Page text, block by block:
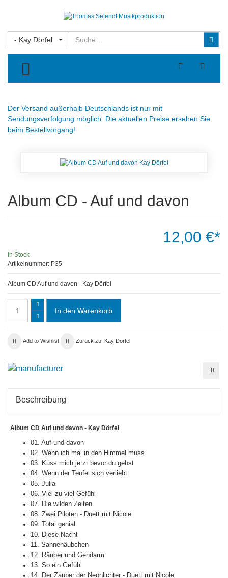
- Kay Dörfel
TOGGLE MENU
Der Versand außerhalb Deutschlands ist nur mit
Sendungsverfolgung möglich. Die aktuellen Preise ersehen Sie
beim Bestellvorgang!
Album CD - Auf und davon
12,00 €*
In Stock
Artikelnummer: P35
Album CD Auf und davon - Kay Dörfel
Add to Wishlist Zurück zu: Kay Dörfel
-
Beschreibung
Album CD Auf und davon - Kay Dörfel
01. Auf und davon
02. Wenn ich mal in den Himmel muss
03. Küss mich jetzt bevor du gehst
04. Wenn der Teufel sich verliebt
05. Julia
06. Viel zu viel Gefühl
07. Die wilden Zeiten
08. Zwei Piloten - Duett mit Nicole
09. Total genial
10. Diese Nacht
11.
Sahnehäubchen
12. Räuber und Gendarm
13. So ein Gefühl
14. Der Zauber der Neonlichter - Duett mit Nicole